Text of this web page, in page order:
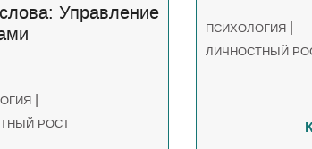
Управление
|
РОСТ
ПСИХОЛОГИЯ |
ЛИЧНОСТНЫЙ